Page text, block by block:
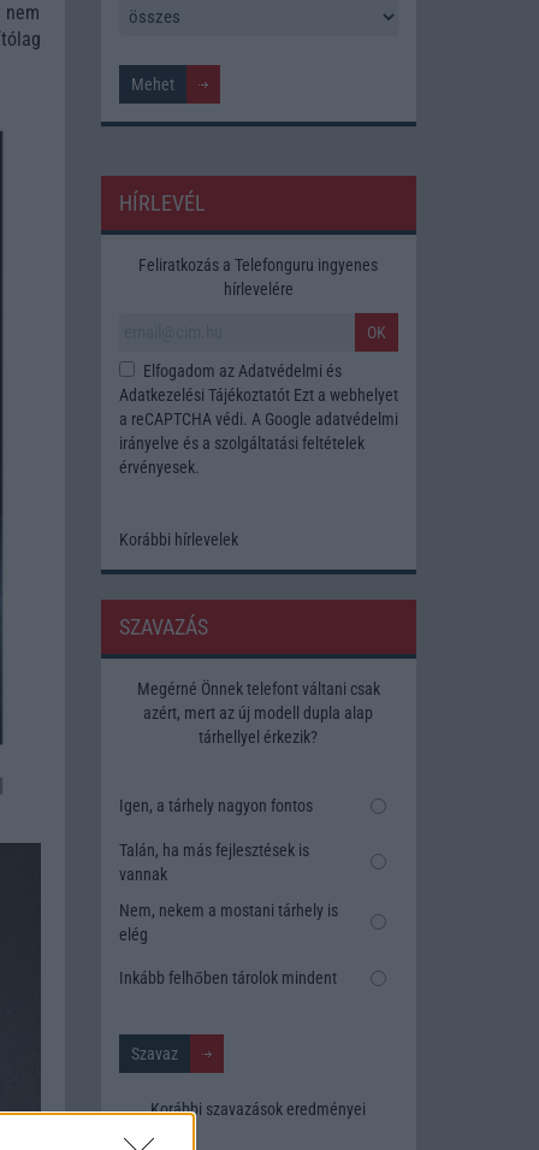
nem
HÍRLEVÉL
Feliratkozás a Telefonguru ingyenes
hírlevelére
OK
Elfogadom az Adatvédelmi és
Adatkezelési TájékoztatótEzt a webhelyet
a reCAPTCHA védi. A Google adatvédelmi
irányelve és a szolgáltatási feltételek
érvényesek.
Korábbi hírlevelek
SZAVAZÁS
Megérné Önnek telefont váltani csak
azért, mert az új modell dupla alap
tárhellyel érkezik?
Igen, a tárhely nagyon fontos
Talán, ha más fejlesztések is
vannak
Nem, nekem a mostani tárhely is
elég
Inkább felhőben tárolok mindent
Korábbi szavazások eredményei